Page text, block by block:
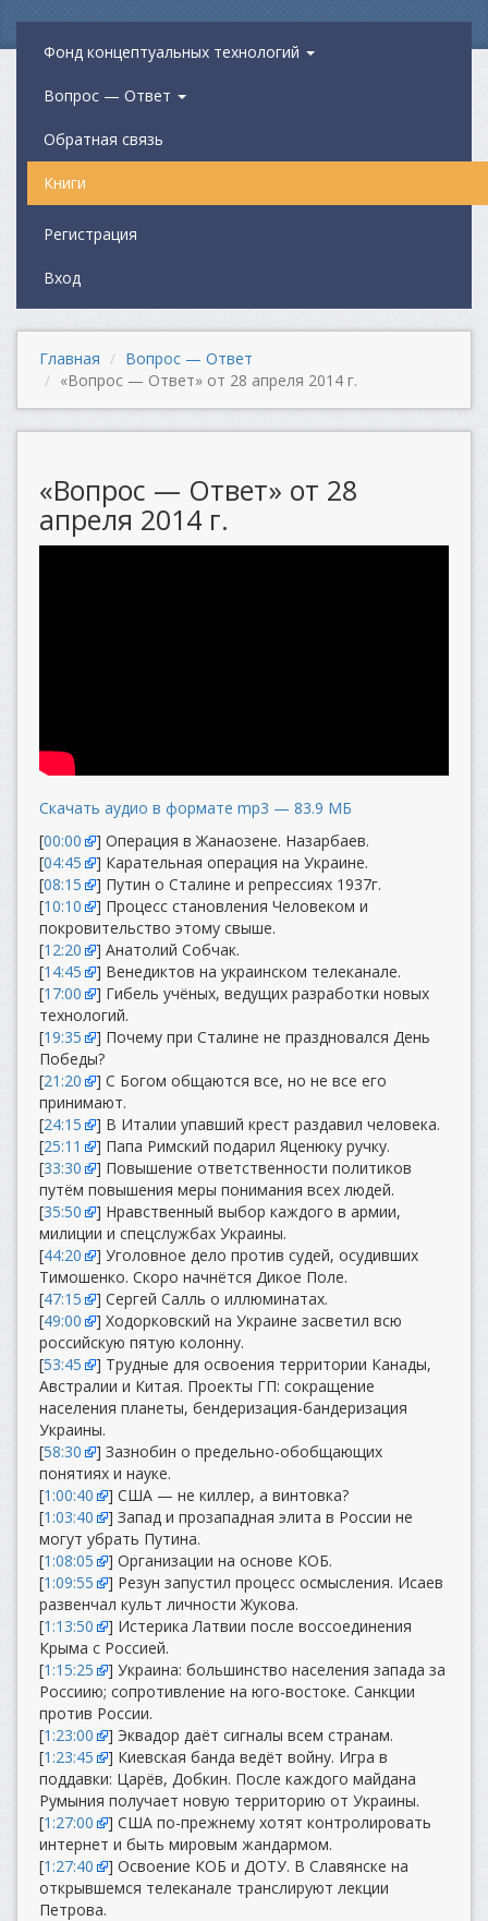
Фонд концептуальных технологий
Вопрос — Ответ
Обратная связь
Книги
Регистрация
Вход
Главная
Вопрос — Ответ
«Вопрос — Ответ» от 28 апреля 2014 г.
«Вопрос — Ответ» от 28
апреля 2014 г.
Скачать аудио в формате mp3 — 83.9 МБ
[00:00
] Операция в Жанаозене. Назарбаев.
[04:45
] Карательная операция на Украине.
[08:15
] Путин о Сталине и репрессиях 1937г.
[10:10
] Процесс становления Человеком и
покровительство этому свыше.
[12:20
] Анатолий Собчак.
[14:45
] Венедиктов на украинском телеканале.
[17:00
] Гибель учёных, ведущих разработки новых
технологий.
[19:35
] Почему при Сталине не праздновался День
Победы?
[21:20
] С Богом общаются все, но не все его
принимают.
[24:15
] В Италии упавший крест раздавил человека.
[25:11
] Папа Римский подарил Яценюку ручку.
[33:30
] Повышение ответственности политиков
путём повышения меры понимания всех людей.
[35:50
] Нравственный выбор каждого в армии,
милиции и спецслужбах Украины.
[44:20
] Уголовное дело против судей, осудивших
Тимошенко. Скоро начнётся Дикое Поле.
[47:15
] Сергей Салль о иллюминатах.
[49:00
] Ходорковский на Украине засветил всю
российскую пятую колонну.
[53:45
] Трудные для освоения территории Канады,
Австралии и Китая. Проекты ГП: сокращение
населения планеты, бендеризация-бандеризация
Украины.
[58:30
] Зазнобин о предельно-обобщающих
понятиях и науке.
[1:00:40
] США — не киллер, а винтовка?
[1:03:40
] Запад и прозападная элита в России не
могут убрать Путина.
[1:08:05
] Организации на основе КОБ.
[1:09:55
] Резун запустил процесс осмысления. Исаев
развенчал культ личности Жукова.
[1:13:50
] Истерика Латвии после воссоединения
Крыма с Россией.
[1:15:25
] Украина: большинство населения запада за
Россиию; сопротивление на юго-востоке. Санкции
против России.
[1:23:00
] Эквадор даёт сигналы всем странам.
[1:23:45
] Киевская банда ведёт войну. Игра в
поддавки: Царёв, Добкин. После каждого майдана
Румыния получает новую территорию от Украины.
[1:27:00
] США по-прежнему хотят контролировать
интернет и быть мировым жандармом.
[1:27:40
] Освоение КОБ и ДОТУ. В Славянске на
открывшемся телеканале транслируют лекции
Петрова.